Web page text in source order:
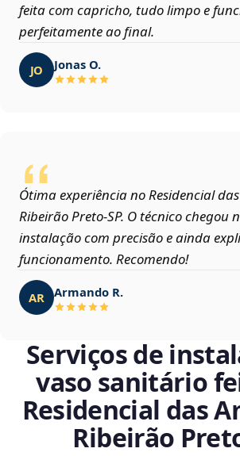
feita com capricho, tudo limpo e
perfeitamente ao final.
JO Jonas O.
Ótima experiência no Residencial
Ribeirão Preto‑SP. O técnico chegou
instalação com precisão e ainda
funcionamento. Recomendo!
AR Armando R.
Serviços de
vaso sanitário
Residencial das
Ribeirão